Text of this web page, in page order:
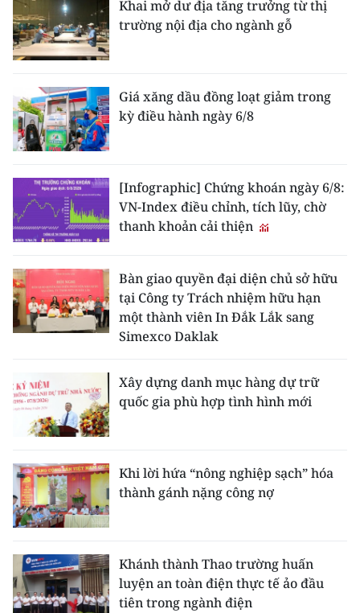
Khai mở dư địa tăng trưởng từ thị
trường nội địa cho ngành gỗ
Giá xăng dầu đồng loạt giảm trong
kỳ điều hành ngày 6/8
[Infographic] Chứng khoán ngày 6/8:
VN-Index điều chỉnh, tích lũy, chờ
thanh khoản cải thiện
Bàn giao quyền đại diện chủ sở hữu
tại Công ty Trách nhiệm hữu hạn
một thành viên In Đắk Lắk sang
Simexco Daklak
Xây dựng danh mục hàng dự trữ
quốc gia phù hợp tình hình mới
Khi lời hứa “nông nghiệp sạch” hóa
thành gánh nặng công nợ
Khánh thành Thao trường huấn
luyện an toàn điện thực tế ảo đầu
tiên trong ngành điện